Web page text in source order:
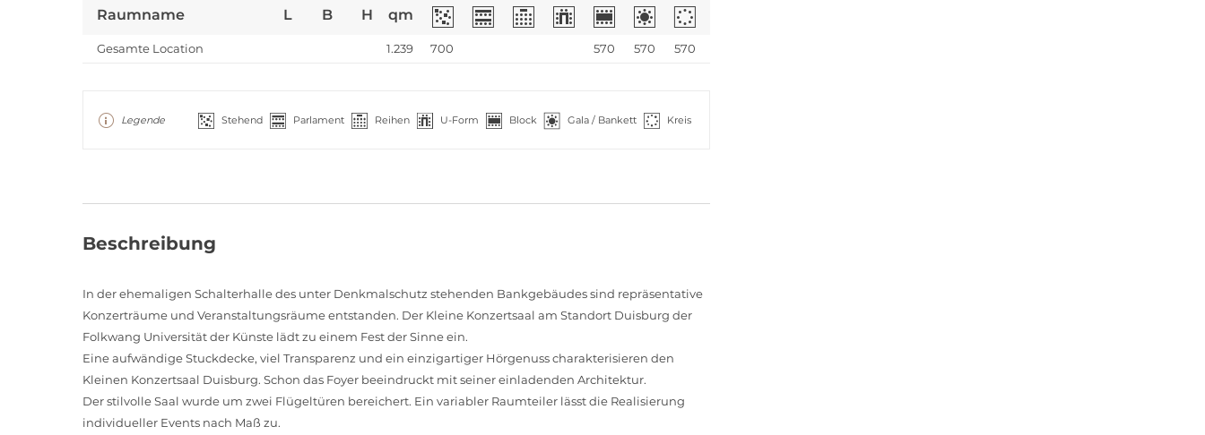
Raumname L B H qm
Gesamte Location 1.239 700 570 570 570
Legende Stehend Parlament Reihen U-Form Block Gala / Bankett Kreis
Beschreibung
In der ehemaligen Schalterhalle des unter Denkmalschutz stehenden Bankgebäudes sind repräsentative
Konzerträume und Veranstaltungsräume entstanden. Der Kleine Konzertsaal am Standort Duisburg der
Folkwang Universität der Künste lädt zu einem Fest der Sinne ein.
Eine aufwändige Stuckdecke, viel Transparenz und ein einzigartiger Hörgenuss charakterisieren den
Kleinen Konzertsaal Duisburg. Schon das Foyer beeindruckt mit seiner einladenden Architektur.
Der stilvolle Saal wurde um zwei Flügeltüren bereichert. Ein variabler Raumteiler lässt die Realisierung
individueller Events nach Maß zu.